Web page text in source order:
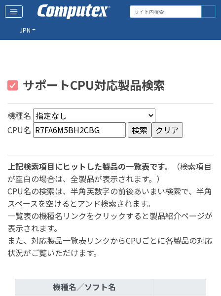
JPN
サポートCPU対応製品検索
機種名
CPU名
上記検索項目にヒットした製品の一覧表です。
（検索項目
が空白の場合は、全製品が表示されます。）
CPU名の検索は、半角英数字の前後あいまい検索で、半角
スペースを空けるとアンド検索されます。
一覧表の機種名リンクをクリックすると製品紹介ページが
表示されます。
また、対応製品一覧表リンクからCPUごとに各製品の対応
状況がご覧いただけます。
機種名／ソフト名